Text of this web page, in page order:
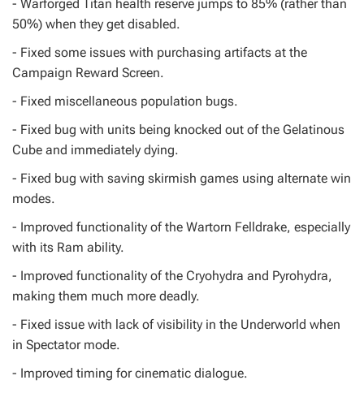
- Warforged Titan health reserve jumps to 85% (rather than
50%) when they get disabled.
- Fixed some issues with purchasing artifacts at the
Campaign Reward Screen.
- Fixed miscellaneous population bugs.
- Fixed bug with units being knocked out of the Gelatinous
Cube and immediately dying.
- Fixed bug with saving skirmish games using alternate win
modes.
- Improved functionality of the Wartorn Felldrake, especially
with its Ram ability.
- Improved functionality of the Cryohydra and Pyrohydra,
making them much more deadly.
- Fixed issue with lack of visibility in the Underworld when
in Spectator mode.
- Improved timing for cinematic dialogue.